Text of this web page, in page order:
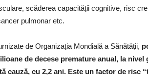
scăderea capacității cognitive, risc
pulmonar etc.
de Organizația Mondială a Sănătății,
de decese premature anual, la
cauză, cu 2,2 ani. Este un factor de risc